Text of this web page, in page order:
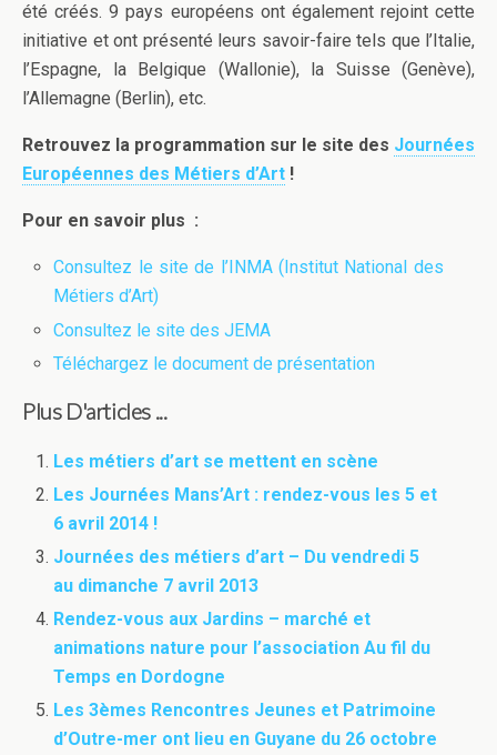
été créés. 9 pays européens ont également rejoint cette
initiative et ont présenté leurs savoir-faire tels que l’Italie,
l’Espagne, la Belgique (Wallonie), la Suisse (Genève),
l’Allemagne (Berlin), etc.
Retrouvez la programmation sur le site des Journées
Européennes des Métiers d’Art !
Pour en savoir plus :
Consultez le site de l’INMA (Institut National des
Métiers d’Art)
Consultez le site des JEMA
Téléchargez le document de présentation
Plus D'articles ...
Les métiers d’art se mettent en scène
Les Journées Mans’Art : rendez-vous les 5 et
6 avril 2014 !
Journées des métiers d’art – Du vendredi 5
au dimanche 7 avril 2013
Rendez-vous aux Jardins – marché et
animations nature pour l’association Au fil du
Temps en Dordogne
Les 3èmes Rencontres Jeunes et Patrimoine
d’Outre-mer ont lieu en Guyane du 26 octobre